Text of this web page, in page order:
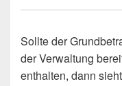
Sollte der
der Verwaltung
enthalten, dann